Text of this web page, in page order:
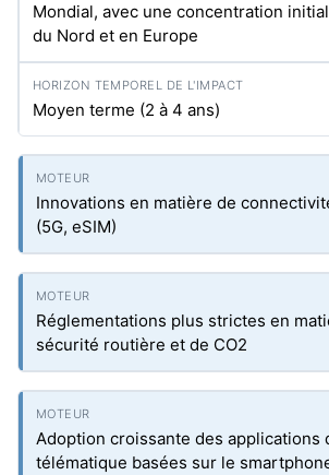
Mondial, avec une concentration
du Nord et en Europe
Moyen terme (2 à 4 ans)
Innovations en matière de
(5G, eSIM)
Réglementations plus strictes en
sécurité routière et de CO2
Adoption croissante des applications
télématique basées sur le